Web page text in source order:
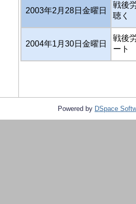
2003年2月28日金曜日
戦後
聴く
2004年1月30日金曜日
戦後
ート
Powered by DSpace